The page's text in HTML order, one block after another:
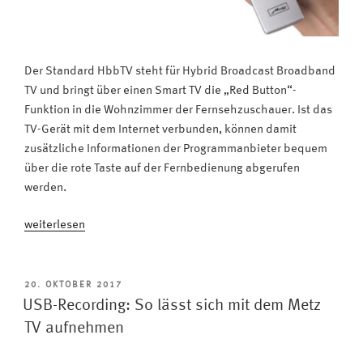
Der Standard HbbTV steht für Hybrid Broadcast Broadband
TV und bringt über einen Smart TV die „Red Button“-
Funktion in die Wohnzimmer der Fernsehzuschauer. Ist das
TV-Gerät mit dem Internet verbunden, können damit
zusätzliche Informationen der Programmanbieter bequem
über die rote Taste auf der Fernbedienung abgerufen
werden.
„Was
oder
der
Red
weiterlesen
VERÖFFENTLICHT
AM
20. OKTOBER 2017
USB-Recording: So lässt sich mit dem Metz
TV aufnehmen